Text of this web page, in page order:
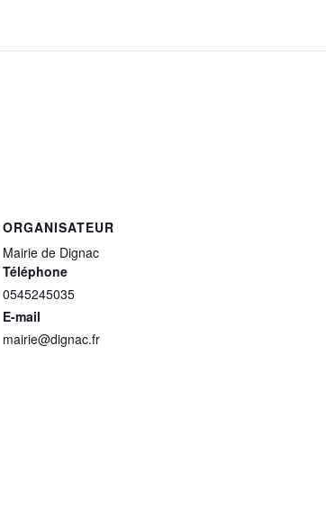
ORGANISATEUR
Mairie de Dignac
Téléphone
0545245035
E-mail
mairie@dignac.fr